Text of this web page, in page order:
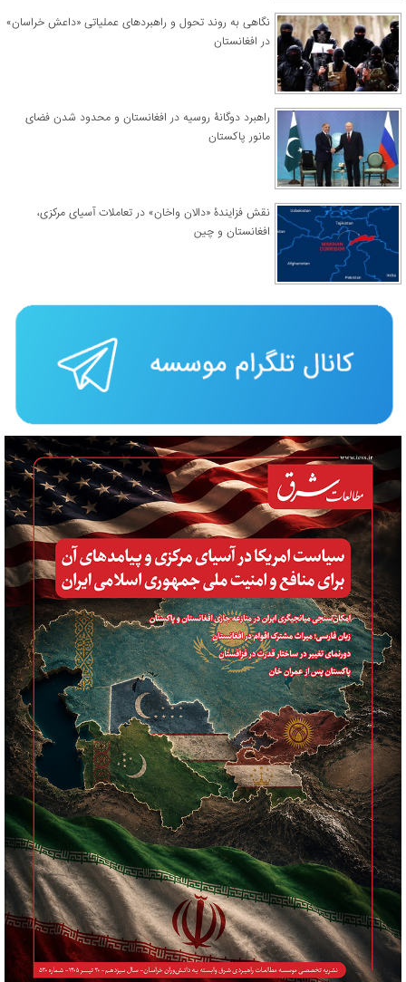
نگاهی به روند تحول و راهبردهای عملیاتی «داعش خراسان»
در افغانستان
راهبرد دوگانۀ روسیه در افغانستان و محدود شدن فضای
مانور پاکستان
نقش فزایندۀ «دالان واخان» در تعاملات آسیای مرکزی،
افغانستان و چین